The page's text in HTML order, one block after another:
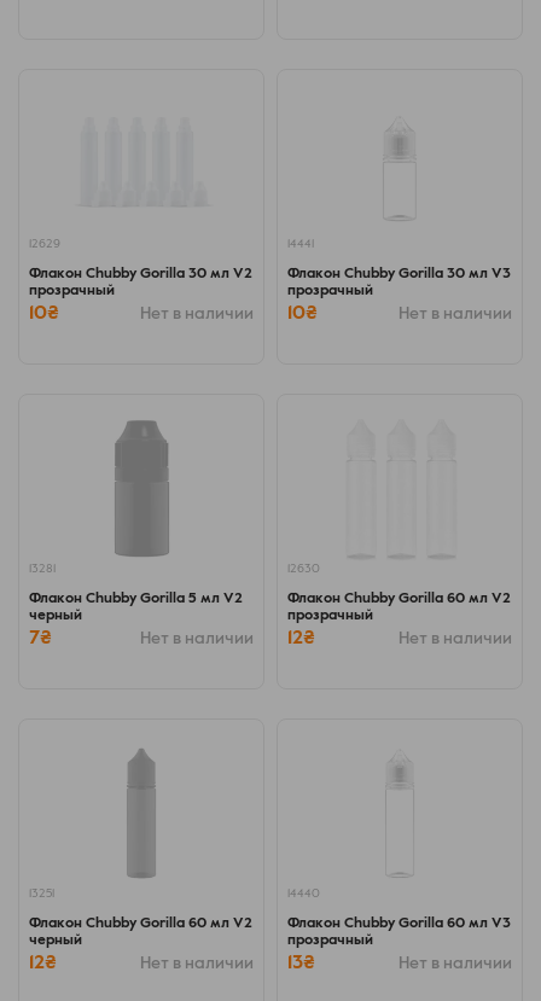
12629
Флакон Chubby Gorilla 30 мл V2
прозрачный
10₴ Нет в наличии
14441
Флакон Chubby Gorilla 30 мл V3
прозрачный
10₴ Нет в наличии
13281
Флакон Chubby Gorilla 5 мл V2
черный
7₴ Нет в наличии
12630
Флакон Chubby Gorilla 60 мл V2
прозрачный
12₴ Нет в наличии
13251
Флакон Chubby Gorilla 60 мл V2
черный
12₴ Нет в наличии
14440
Флакон Chubby Gorilla 60 мл V3
прозрачный
13₴ Нет в наличии